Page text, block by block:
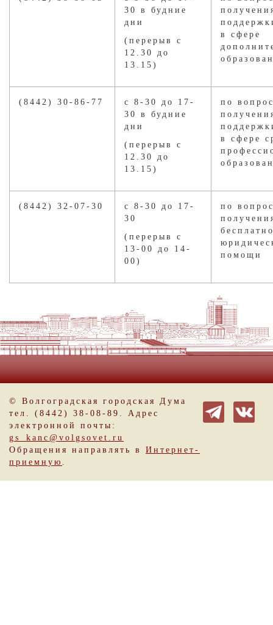
30 в будние
дни
(перерыв с
12.30 до
13.15)
в сфере
(8442) 30-86-77
с 8-30 до 17-
30 в будние
дни
(перерыв с
12.30 до
13.15)
по
в сфере
(8442) 32-07-30
с 8-30 до 17-
30
(перерыв с
13-00 до 14-
00)
по
помощи
© Волгоградская городская Дума
тел. (8442) 38-08-89. Адрес
электронной почты:
gs_kanc@volgsovet.ru
Обращения направлять в Интернет-
приемную